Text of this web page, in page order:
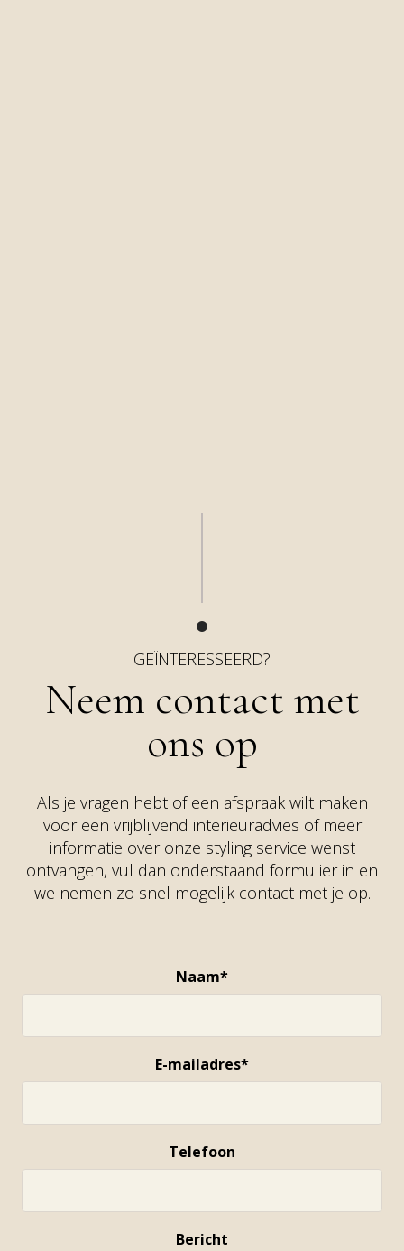
GEÏNTERESSEERD?
Neem contact met
ons op
Als je vragen hebt of een afspraak wilt maken
voor een vrijblijvend interieuradvies of meer
informatie over onze styling service wenst
ontvangen, vul dan onderstaand formulier in en
we nemen zo snel mogelijk contact met je op.
Naam*
E-mailadres*
Telefoon
Bericht